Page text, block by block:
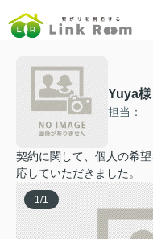
Yuya様
担当：
契約に関して、個人の希
応していただきました。
1/1